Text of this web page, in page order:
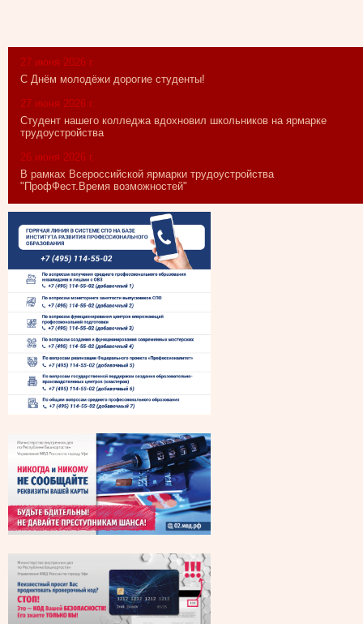
27 июня 2026 г.
С Днём молодёжи дорогие студенты!
27 июня 2026 г.
Студент нашего колледжа вдохновил школьников на ярмарке
трудоустройства
26 июня 2026 г.
В рамках Всероссийской ярмарки трудоустройства
"ПрофФест.Время возможностей"